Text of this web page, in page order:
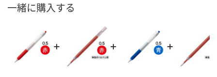
一緒に購入する